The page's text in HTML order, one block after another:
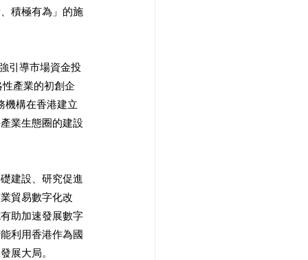
積極有為」的施
引導市場資金投
產業的初創企
機構在香港建立
業生態圈的建設
建設、研究促進
貿易數字化改
助加速發展數字
利用香港作為國
展大局。